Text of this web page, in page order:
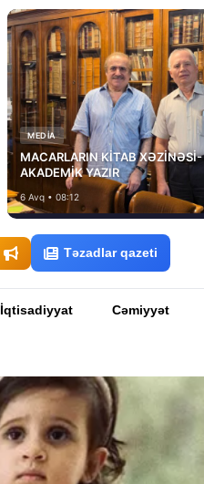
MEDİA
MACARLARIN KİTAB XƏZİNƏSİ-
AKADEMİK YAZIR
6 Avq • 08:12
Təzadlar qazeti
İqtisadiyyat Cəmiyyət